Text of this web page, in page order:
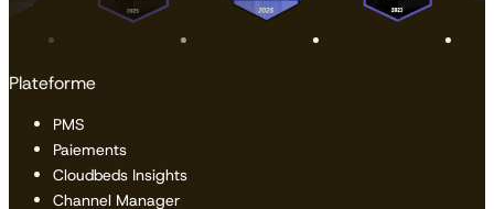
Plateforme
PMS
Paiements
Cloudbeds Insights
Channel Manager